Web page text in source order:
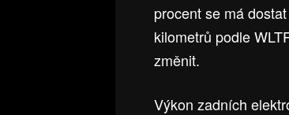
procent se má
kilometrů podle
změnit.
Výkon zadních